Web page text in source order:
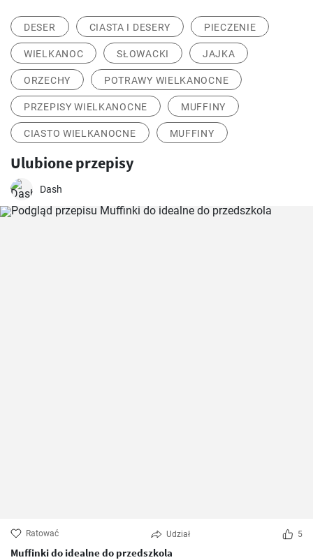
DESER CIASTA I DESERY PIECZENIE
WIELKANOC SŁOWACKI JAJKA
ORZECHY POTRAWY WIELKANOCNE
PRZEPISY WIELKANOCNE MUFFINY
CIASTO WIELKANOCNE MUFFINY
Ulubione przepisy
Dash
Ratować Udział 5
Muffinki do idealne do przedszkola